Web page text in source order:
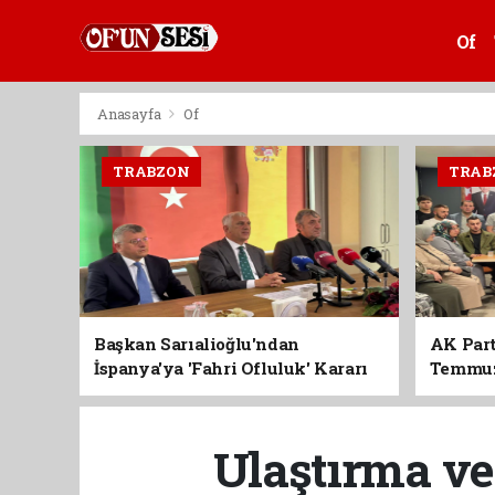
Of
Anasayfa Of
TRABZON
Başkan Sarıalioğlu'ndan
İspanya'ya 'Fahri Ofluluk' Kararı
AK
Birlik
Ulaştırma